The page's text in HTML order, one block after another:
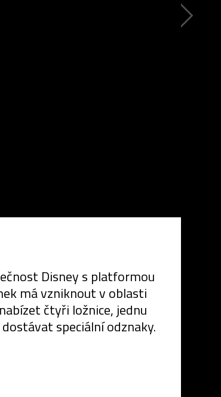
Disney s platformou
má vzniknout v oblasti
čtyři ložnice, jednu
speciální odznaky.